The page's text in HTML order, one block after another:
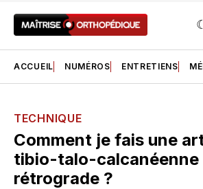
ACCUEIL NUMÉROS ENTRETIENS
TECHNIQUE
Comment je fais une
tibio-talo-calcanéenne
rétrograde ?